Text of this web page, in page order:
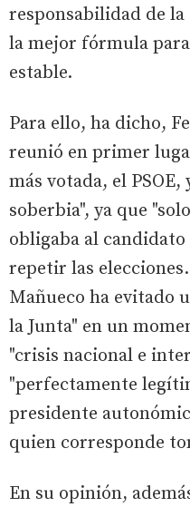
responsabilidad de
la mejor fórmula
estable.
Para ello, ha dicho,
reunió en primer
más votada, el
soberbia", ya que
obligaba al
repetir las
Mañueco ha evitado
la Junta" en un
"crisis nacional e
"perfectamente
presidente
quien corresponde
En su opinión,